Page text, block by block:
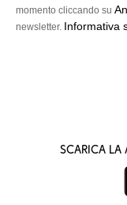
momento cliccando su
newsletter. Informativa
Scarica la